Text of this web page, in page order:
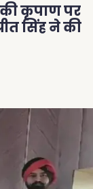
की कृपाण पर
सिंह ने की